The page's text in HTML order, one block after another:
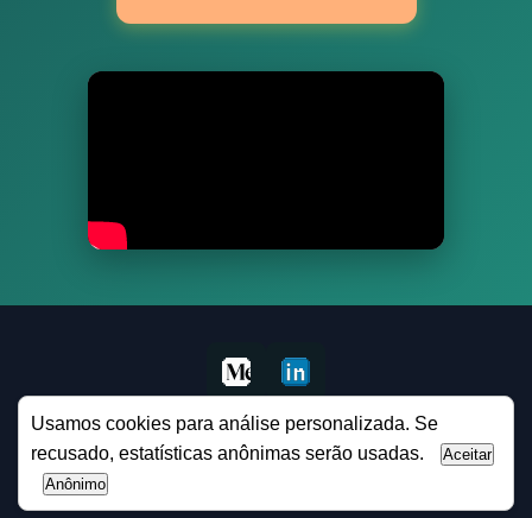
Contato: protmaks@gmail.com
© 2024 MaxPilot. Todos os direitos reservados.
Usamos cookies para análise personalizada. Se
recusado, estatísticas anônimas serão usadas.
Aceitar
Anônimo